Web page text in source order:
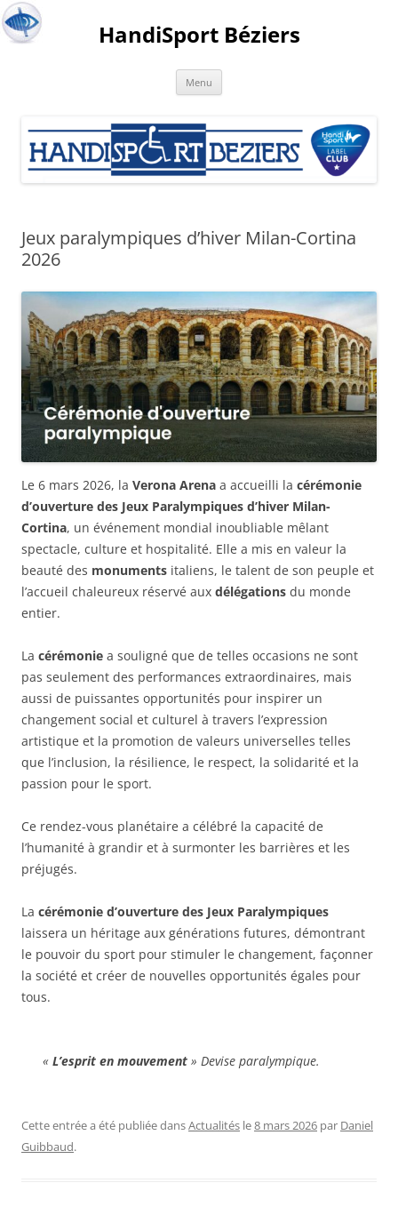
HandiSport Béziers
Menu
Jeux paralympiques d’hiver Milan-Cortina
2026
Le 6 mars 2026, la Verona Arena a accueilli la cérémonie
d’ouverture des Jeux Paralympiques d’hiver Milan-
Cortina, un événement mondial inoubliable mêlant
spectacle, culture et hospitalité. Elle a mis en valeur la
beauté des monuments italiens, le talent de son peuple et
l’accueil chaleureux réservé aux délégations du monde
entier.
La cérémonie a souligné que de telles occasions ne sont
pas seulement des performances extraordinaires, mais
aussi de puissantes opportunités pour inspirer un
changement social et culturel à travers l’expression
artistique et la promotion de valeurs universelles telles
que l’inclusion, la résilience, le respect, la solidarité et la
passion pour le sport.
Ce rendez-vous planétaire a célébré la capacité de
l’humanité à grandir et à surmonter les barrières et les
préjugés.
La cérémonie d’ouverture des Jeux Paralympiques
laissera un héritage aux générations futures, démontrant
le pouvoir du sport pour stimuler le changement, façonner
la société et créer de nouvelles opportunités égales pour
tous.
« L’esprit en mouvement » Devise paralympique.
Cette entrée a été publiée dansActualités le8 mars 2026 par Daniel
Guibbaud.